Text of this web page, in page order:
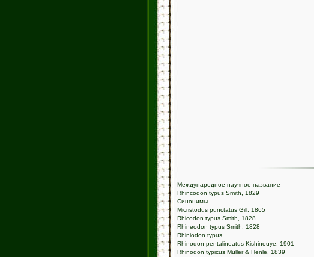
Международное научное название
Rhincodon typus Smith, 1829
Синонимы
Micristodus punctatus Gill, 1865
Rhicodon typus Smith, 1828
Rhineodon typus Smith, 1828
Rhiniodon typus
Rhinodon pentalineatus Kishinouye, 1901
Rhinodon typicus Müller & Henle, 1839